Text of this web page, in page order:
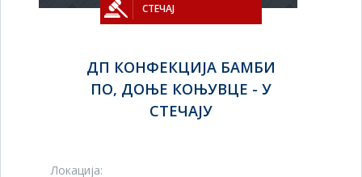
СТЕЧАЈ
ДП КОНФЕКЦИЈА БАМБИ
ПО, ДОЊЕ КОЊУВЦЕ - У
СТЕЧАЈУ
Локација: